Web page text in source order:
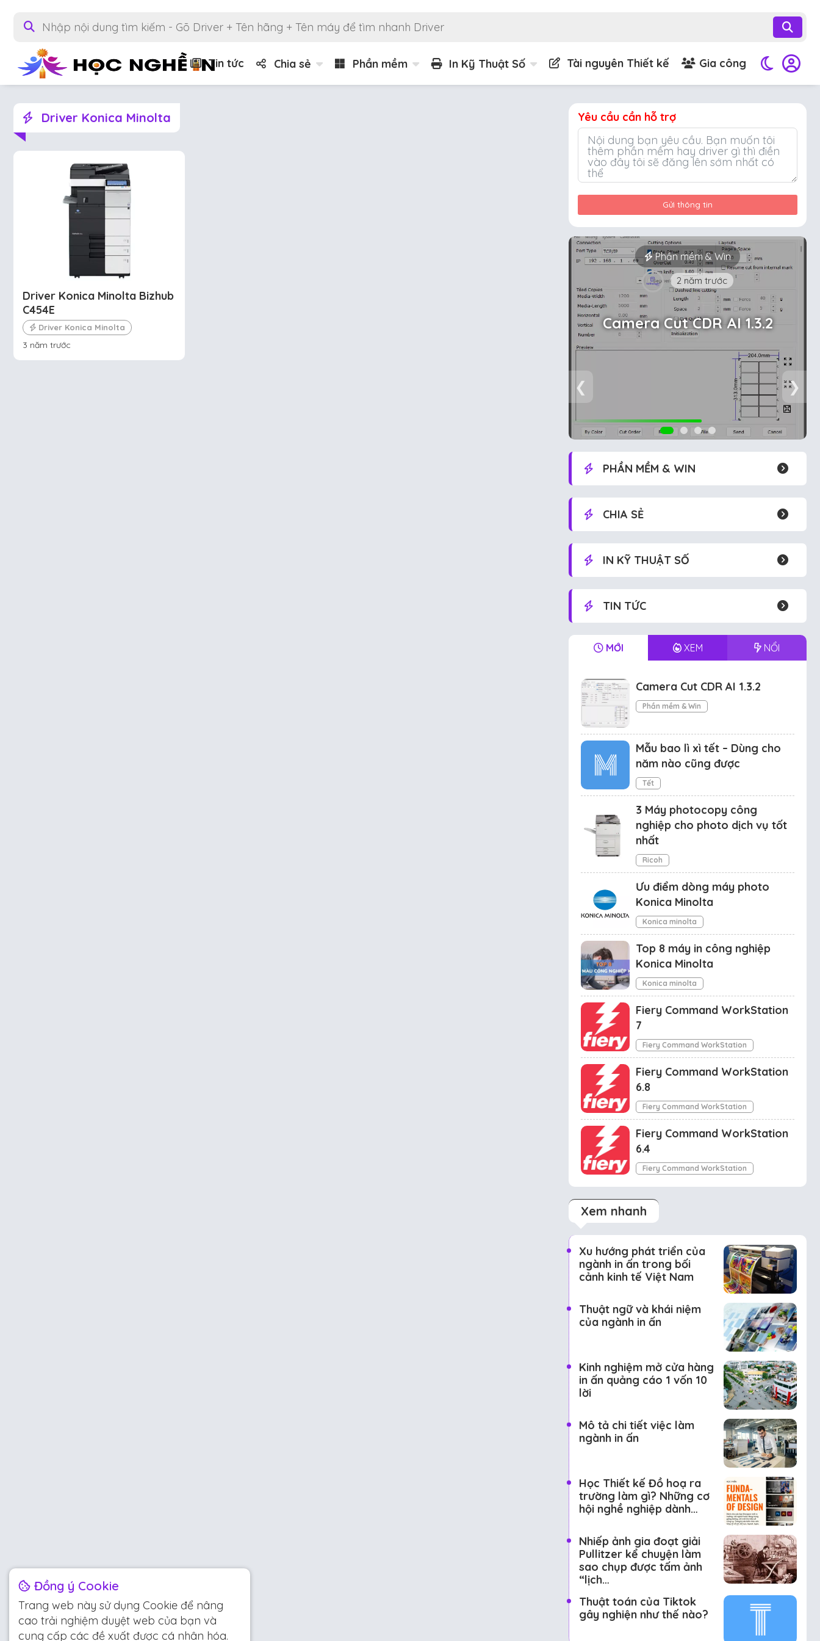
Tin tức Chia sẻ Phần mềm In Kỹ Thuật Số Tài nguyên Thiết kế Gia công
Driver Konica Minolta
Driver Konica Minolta Bizhub
C454E
Driver Konica Minolta
3 năm trước
Yêu cầu cần hỗ trợ
Gửi thông tin
Phần mềm & Win
2 năm trước
Camera Cut CDR AI 1.3.2
❮ ❯
PHẦN MỀM & WIN
CHIA SẺ
IN KỸ THUẬT SỐ
TIN TỨC
MỚI XEM NỔI
Camera Cut CDR AI 1.3.2
Phần mềm & Win
Mẫu bao lì xì tết – Dùng cho
năm nào cũng được
Tết
3 Máy photocopy công
nghiệp cho photo dịch vụ tốt
nhất
Ricoh
Ưu điểm dòng máy photo
Konica Minolta
Konica minolta
Top 8 máy in công nghiệp
Konica Minolta
Konica minolta
Fiery Command WorkStation
7
Fiery Command WorkStation
Fiery Command WorkStation
6.8
Fiery Command WorkStation
Fiery Command WorkStation
6.4
Fiery Command WorkStation
Xem nhanh
Xu hướng phát triển của
ngành in ấn trong bối
cảnh kinh tế Việt Nam
Thuật ngữ và khái niệm
của ngành in ấn
Kinh nghiệm mở cửa hàng
in ấn quảng cáo 1 vốn 10
lời
Mô tả chi tiết việc làm
ngành in ấn
Học Thiết kế Đồ hoạ ra
trường làm gì? Những cơ
hội nghề nghiệp dành…
Nhiếp ảnh gia đoạt giải
Pullitzer kể chuyện làm
sao chụp được tấm ảnh
“lịch…
Thuật toán của Tiktok
gây nghiện như thế nào?
Đồng ý Cookie
Trang web này sử dụng Cookie để nâng
cao trải nghiệm duyệt web của bạn và
cung cấp các đề xuất được cá nhân hóa.